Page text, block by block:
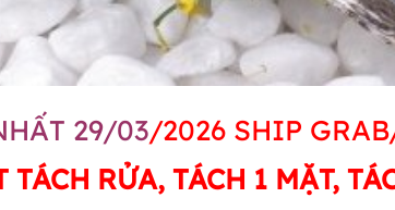
29/03/2026 SHIP
TÁCH RỬA, TÁCH 1 MẶT,